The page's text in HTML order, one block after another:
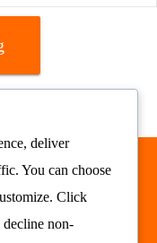
deliver
You can choose
. Click
decline non-